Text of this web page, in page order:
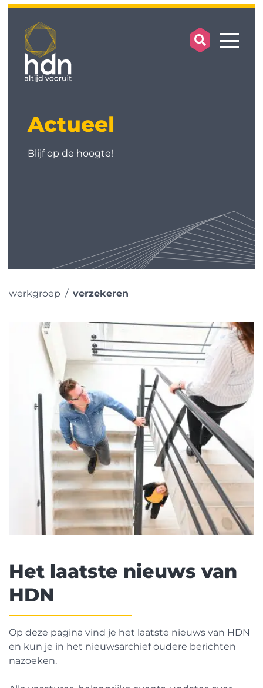
search
Actueel
Blijf op de hoogte!
werkgroep verzekeren
Het laatste nieuws van
HDN
Op deze pagina vind je het laatste nieuws van HDN
en kun je in het nieuwsarchief oudere berichten
nazoeken.